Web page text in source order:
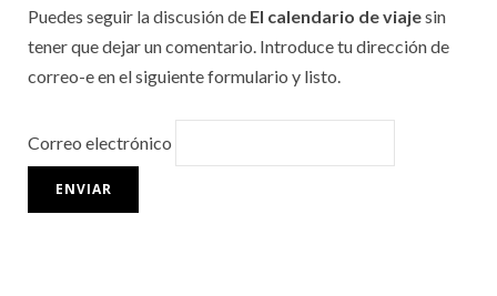
Puedes seguir la discusión de El calendario de viajesin
tener que dejar un comentario. Introduce tu dirección de
correo-e en el siguiente formulario y listo.
Correo electrónico